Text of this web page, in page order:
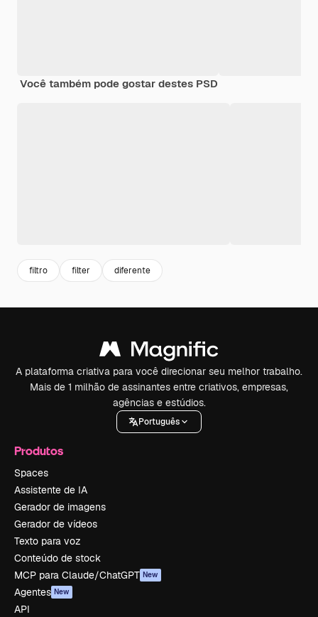
Você também pode gostar destes PSD
filtro filter diferente
A plataforma criativa para você direcionar seu melhor trabalho.
Mais de 1 milhão de assinantes entre criativos, empresas,
agências e estúdios.
Português
Produtos
Spaces
Assistente de IA
Gerador de imagens
Gerador de vídeos
Texto para voz
Conteúdo de stock
MCP para Claude/ChatGPT New
Agentes New
API